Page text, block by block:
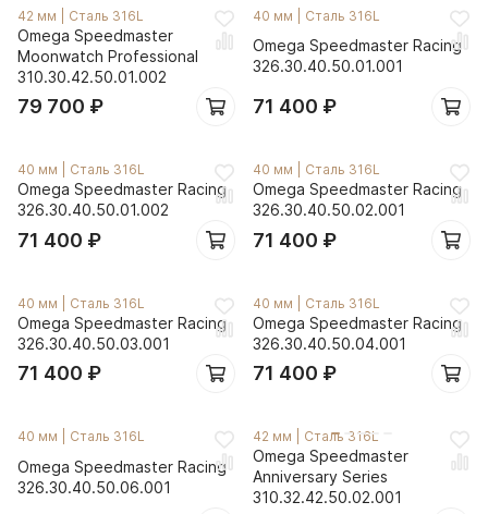
42 мм Сталь 316L
Omega Speedmaster
Moonwatch Professional
310.30.42.50.01.002
79 700 ₽
40 мм Сталь 316L
Omega Speedmaster Racing
326.30.40.50.01.001
71 400 ₽
40 мм Сталь 316L
Omega Speedmaster Racing
326.30.40.50.01.002
71 400 ₽
40 мм Сталь 316L
Omega Speedmaster Racing
326.30.40.50.02.001
71 400 ₽
40 мм Сталь 316L
Omega Speedmaster Racing
326.30.40.50.03.001
71 400 ₽
40 мм Сталь 316L
Omega Speedmaster Racing
326.30.40.50.04.001
71 400 ₽
40 мм Сталь 316L
Omega Speedmaster Racing
326.30.40.50.06.001
42 мм Сталь 316L
Omega Speedmaster
Anniversary Series
310.32.42.50.02.001